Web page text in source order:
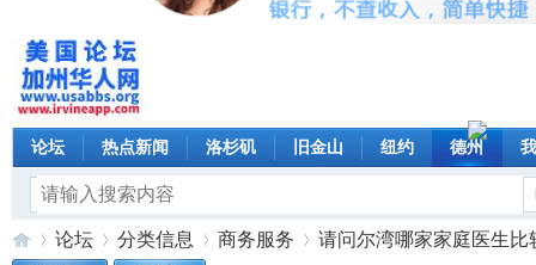
论坛 热点新闻 洛杉矶 旧金山 纽约 德州
论坛 分类信息 商务服务 请问尔湾哪家家庭医生比